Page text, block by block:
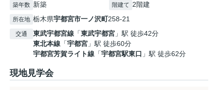
築年数 新築 階建て 2階建
所在地 栃木県宇都宮市一ノ沢町258-21
交通 東武宇都宮線 「東武宇都宮 」駅 徒歩42分
東北本線 「宇都宮 」駅 徒歩60分
宇都宮芳賀ライト線 「宇都宮駅東口 」駅 徒歩62分
現地見学会